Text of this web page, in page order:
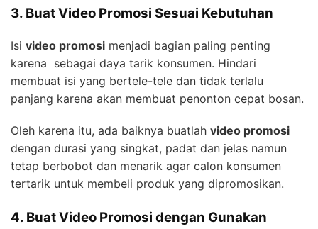
3. Buat Video Promosi Sesuai Kebutuhan
Isi video promosi menjadi bagian paling penting
karena sebagai daya tarik konsumen. Hindari
membuat isi yang bertele-tele dan tidak terlalu
panjang karena akan membuat penonton cepat bosan.
Oleh karena itu, ada baiknya buatlah video promosi
dengan durasi yang singkat, padat dan jelas namun
tetap berbobot dan menarik agar calon konsumen
tertarik untuk membeli produk yang dipromosikan.
4. Buat Video Promosi dengan Gunakan